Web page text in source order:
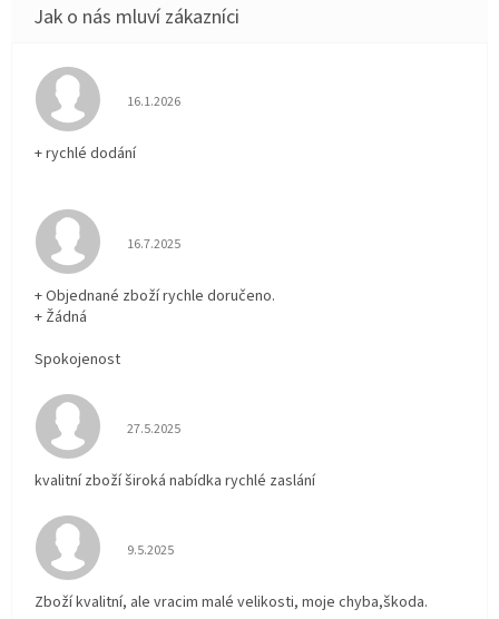
Hodnocení obchodu je 5 z 5 hvězdiček.
16.1.2026
+ rychlé dodání
Hodnocení obchodu je 5 z 5 hvězdiček.
16.7.2025
+ Objednané zboží rychle doručeno.
+ Žádná
Spokojenost
Hodnocení obchodu je 5 z 5 hvězdiček.
27.5.2025
kvalitní zboží široká nabídka rychlé zaslání
Hodnocení obchodu je 5 z 5 hvězdiček.
9.5.2025
Zboží kvalitní, ale vracim malé velikosti, moje chyba,škoda.